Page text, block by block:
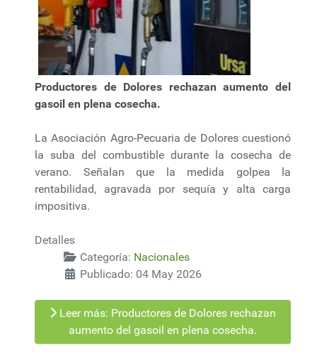
Productores de Dolores rechazan aumento del
gasoil en plena cosecha.
La Asociación Agro-Pecuaria de Dolores cuestionó
la suba del combustible durante la cosecha de
verano. Señalan que la medida golpea la
rentabilidad, agravada por sequía y alta carga
impositiva.
Detalles
Categoría: Nacionales
Publicado: 04 May 2026
Leer más: Productores de Dolores rechazan
aumento del gasoil en plena cosecha.